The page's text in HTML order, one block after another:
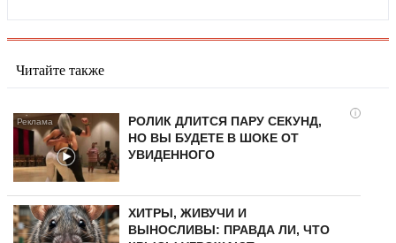
Читайте также
i
РОЛИК ДЛИТСЯ ПАРУ СЕКУНД,
НО ВЫ БУДЕТЕ В ШОКЕ ОТ
УВИДЕННОГО
ХИТРЫ, ЖИВУЧИ И
ВЫНОСЛИВЫ: ПРАВДА ЛИ, ЧТО